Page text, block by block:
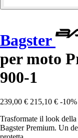
Bagster
per moto
900-1
239,00 € 215,10 € -10%
Trasformate il look
Bagster Premium. Un